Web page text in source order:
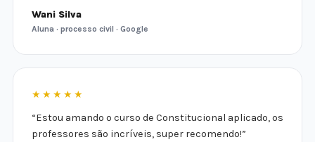
Wani Silva
Aluna · processo civil · Google
★★★★★
“Estou amando o curso de Constitucional aplicado, os
professores são incríveis, super recomendo!”